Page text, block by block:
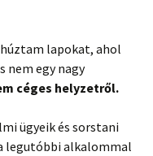
lapokat, ahol
nem egy nagy
céges helyzetről.
ügyeik és sorstani
legutóbbi alkalommal